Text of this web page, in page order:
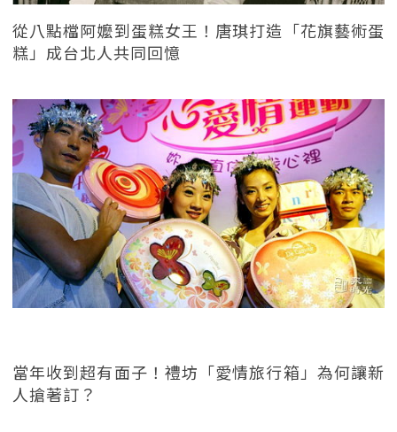
從八點檔阿嬤到蛋糕女王！唐琪打造「花旗藝術蛋
糕」成台北人共同回憶
當年收到超有面子！禮坊「愛情旅行箱」為何讓新
人搶著訂？